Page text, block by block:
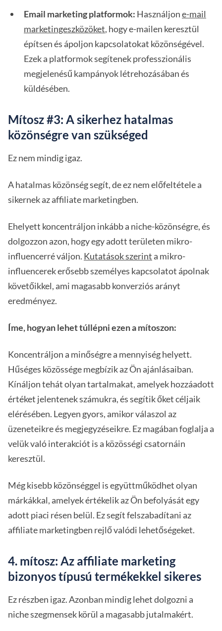
Email marketing platformok: Használjone-mail
marketingeszközöket, hogy e-mailen keresztül
építsen és ápoljon kapcsolatokat közönségével.
Ezek a platformok segítenek professzionális
megjelenésű kampányok létrehozásában és
küldésében.
Mítosz #3: A sikerhez hatalmas
közönségre van szükséged
Ez nem mindig igaz.
A hatalmas közönség segít, de ez nem előfeltétele a
sikernek az affiliate marketingben.
Ehelyett koncentráljon inkább a niche-közönségre, és
dolgozzon azon, hogy egy adott területen mikro-
influencerré váljon. Kutatások szerint a mikro-
influencerek erősebb személyes kapcsolatot ápolnak
követőikkel, ami magasabb konverziós arányt
eredményez.
Íme, hogyan lehet túllépni ezen a mítoszon:
Koncentráljon a minőségre a mennyiség helyett.
Hűséges közössége megbízik az Ön ajánlásaiban.
Kínáljon tehát olyan tartalmakat, amelyek hozzáadott
értéket jelentenek számukra, és segítik őket céljaik
elérésében. Legyen gyors, amikor válaszol az
üzeneteikre és megjegyzéseikre. Ez magában foglalja a
velük való interakciót is a közösségi csatornáin
keresztül.
Még kisebb közönséggel is együttműködhet olyan
márkákkal, amelyek értékelik az Ön befolyását egy
adott piaci résen belül. Ez segít felszabadítani az
affiliate marketingben rejlő valódi lehetőségeket.
4. mítosz: Az affiliate marketing
bizonyos típusú termékekkel sikeres
Ez részben igaz. Azonban mindig lehet dolgozni a
niche szegmensek körül a magasabb jutalmakért.